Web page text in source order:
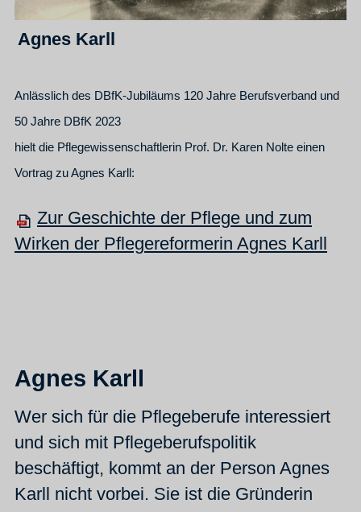
Agnes Karll
Anlässlich des DBfK-Jubiläums 120 Jahre Berufsverband und
50 Jahre DBfK 2023
hielt die Pflegewissenschaftlerin Prof. Dr. Karen Nolte einen
Vortrag zu Agnes Karll:
Zur Geschichte der Pflege und zum
Wirken der Pflegereformerin Agnes Karll
Agnes Karll
Wer sich für die Pflegeberufe interessiert
und sich mit Pflegeberufspolitik
beschäftigt, kommt an der Person Agnes
Karll nicht vorbei. Sie ist die Gründerin